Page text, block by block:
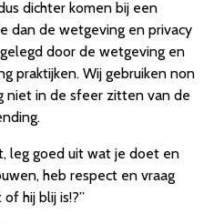
dichter komen bij een
dan de wetgeving en privacy
door de wetgeving en
praktijken. Wij gebruiken non
niet in de sfeer zitten van de
leg goed uit wat je doet en
heb respect en vraag
hij blij is!?”